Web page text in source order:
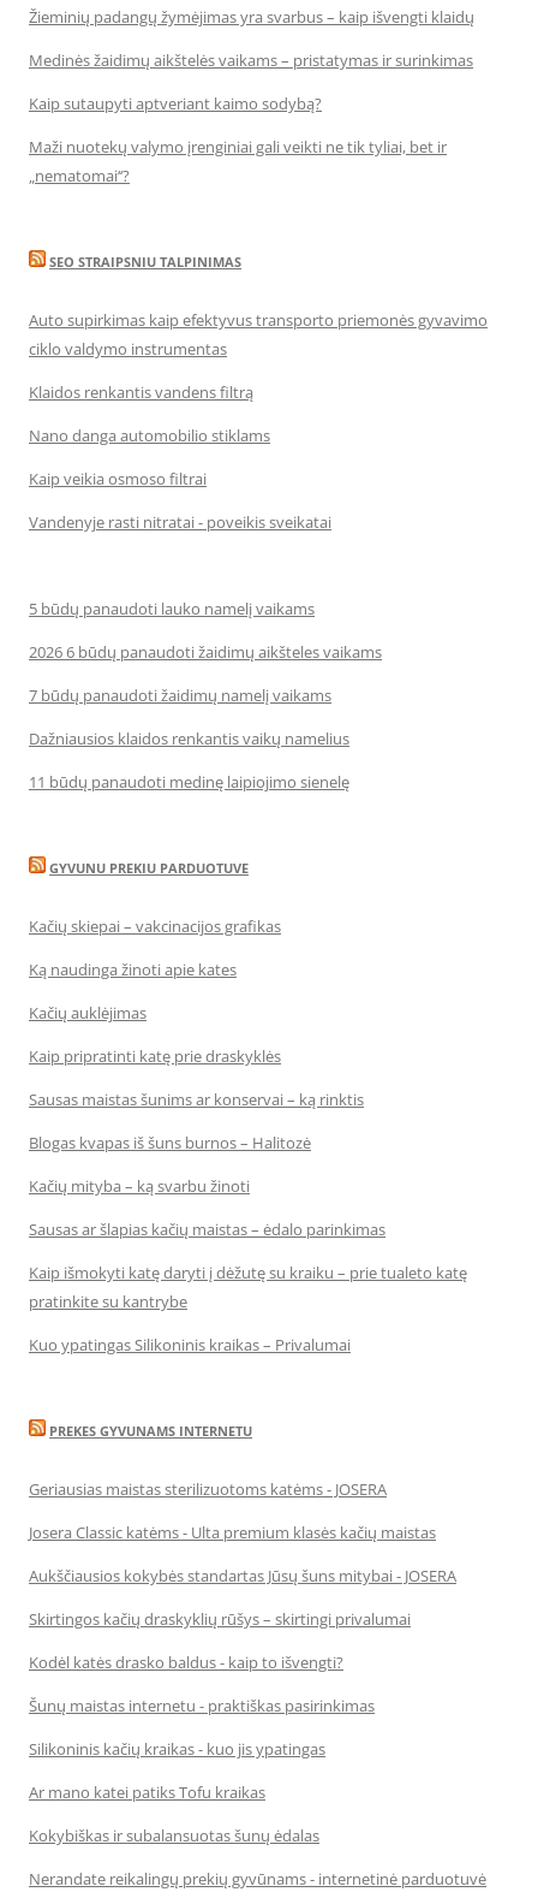
Žieminių padangų žymėjimas yra svarbus – kaip išvengti klaidų
Medinės žaidimų aikštelės vaikams – pristatymas ir surinkimas
Kaip sutaupyti aptveriant kaimo sodybą?
Maži nuotekų valymo įrenginiai gali veikti ne tik tyliai, bet ir
„nematomai‘‘?
SEO STRAIPSNIU TALPINIMAS
Auto supirkimas kaip efektyvus transporto priemonės gyvavimo
ciklo valdymo instrumentas
Klaidos renkantis vandens filtrą
Nano danga automobilio stiklams
Kaip veikia osmoso filtrai
Vandenyje rasti nitratai - poveikis sveikatai
5 būdų panaudoti lauko namelį vaikams
2026 6 būdų panaudoti žaidimų aikšteles vaikams
7 būdų panaudoti žaidimų namelį vaikams
Dažniausios klaidos renkantis vaikų namelius
11 būdų panaudoti medinę laipiojimo sienelę
GYVUNU PREKIU PARDUOTUVE
Kačių skiepai – vakcinacijos grafikas
Ką naudinga žinoti apie kates
Kačių auklėjimas
Kaip pripratinti katę prie draskyklės
Sausas maistas šunims ar konservai – ką rinktis
Blogas kvapas iš šuns burnos – Halitozė
Kačių mityba – ką svarbu žinoti
Sausas ar šlapias kačių maistas – ėdalo parinkimas
Kaip išmokyti katę daryti į dėžutę su kraiku – prie tualeto katę
pratinkite su kantrybe
Kuo ypatingas Silikoninis kraikas – Privalumai
PREKES GYVUNAMS INTERNETU
Geriausias maistas sterilizuotoms katėms - JOSERA
Josera Classic katėms - Ulta premium klasės kačių maistas
Aukščiausios kokybės standartas Jūsų šuns mitybai - JOSERA
Skirtingos kačių draskyklių rūšys – skirtingi privalumai
Kodėl katės drasko baldus - kaip to išvengti?
Šunų maistas internetu - praktiškas pasirinkimas
Silikoninis kačių kraikas - kuo jis ypatingas
Ar mano katei patiks Tofu kraikas
Kokybiškas ir subalansuotas šunų ėdalas
Nerandate reikalingų prekių gyvūnams - internetinė parduotuvė